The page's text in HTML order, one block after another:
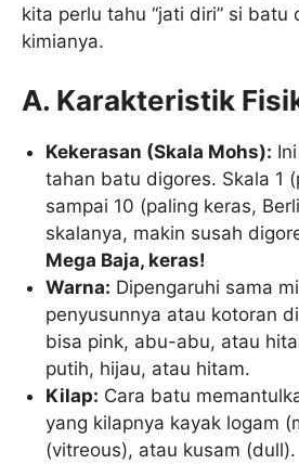
kita perlu tahu “jati diri” si
kimianya.
A. Karakteristik
Kekerasan (Skala Mohs):
tahan batu digores. Skala 1
sampai 10 (paling keras,
skalanya, makin susah
Mega Baja, keras!
Warna: Dipengaruhi sama
penyusunnya atau kotoran
bisa pink, abu-abu, atau
putih, hijau, atau hitam.
Kilap: Cara batu
yang kilapnya kayak logam
(vitreous), atau kusam (dull).